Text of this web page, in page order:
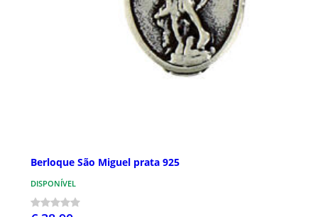
Berloque São Miguel prata 925
DISPONÍVEL